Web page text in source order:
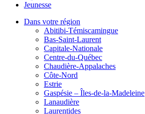
Jeunesse
Dans votre région
Abitibi-Témiscamingue
Bas-Saint-Laurent
Capitale-Nationale
Centre-du-Québec
Chaudière-Appalaches
Côte-Nord
Estrie
Gaspésie – Îles-de-la-Madeleine
Lanaudière
Laurentides